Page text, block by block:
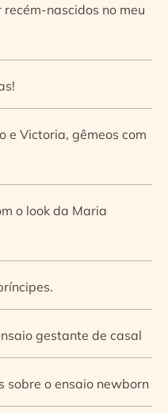
nascidos no meu
e Victoria, gêmeos com
o look da Maria
gestante de casal
sobre o ensaio newborn